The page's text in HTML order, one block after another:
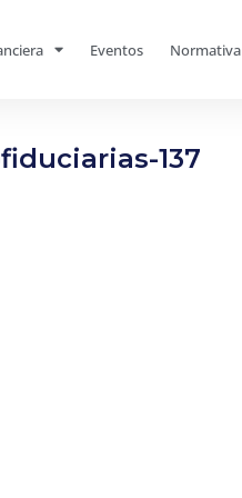
Eventos Normativa
137